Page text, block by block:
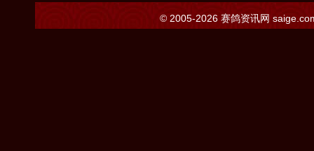
© 2005-2026 赛鸽资讯网